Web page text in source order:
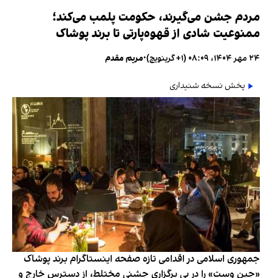
مردم جشن می‌گیرند، حکومت پلمب می‌کند؛
ممنوعیت شادی از قهوه‌پارتی تا برند پوشاک
۲۴ مهر ۱۴۰۴، ۰۸:۰۹ (‎+۱ گرینویچ) •مریم مقدم
پخش نسخه شنیداری
جمهوری اسلامی در اقدامی تازه صفحه اینستاگرام برند پوشاک
«جین وست» را در پی برگزاری جشنی مختلط، از دسترس خارج و